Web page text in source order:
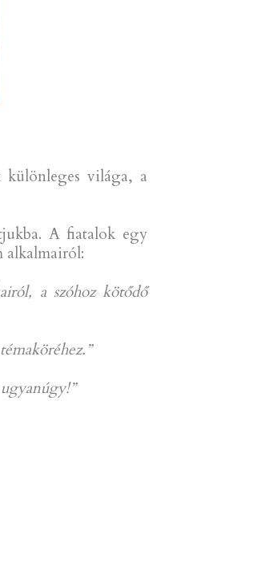
világa, a
A fiatalok egy
alkalmairól:
a szóhoz kötődő